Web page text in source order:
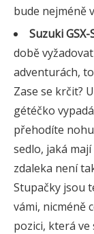
bude nejméně
Suzuki GSX-
době
adventurách,
Zase se krčit?
gétéčko
přehodíte
sedlo, jaká
zdaleka není
Stupačky jsou
vámi, nicméně
pozici, která